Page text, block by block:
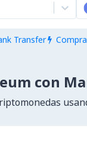
Transfer 
con